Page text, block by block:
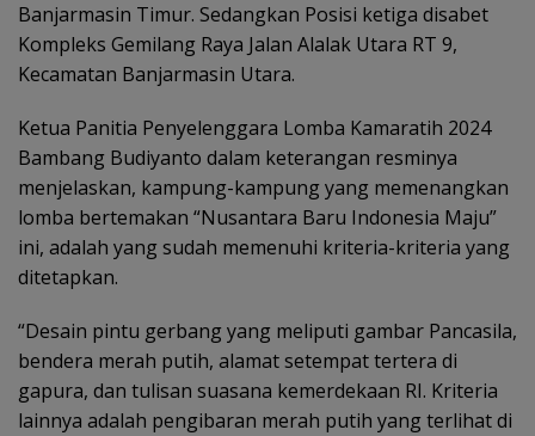
Banjarmasin Timur. Sedangkan Posisi ketiga disabet
Kompleks Gemilang Raya Jalan Alalak Utara RT 9,
Kecamatan Banjarmasin Utara.
Ketua Panitia Penyelenggara Lomba Kamaratih 2024
Bambang Budiyanto dalam keterangan resminya
menjelaskan, kampung-kampung yang memenangkan
lomba bertemakan “Nusantara Baru Indonesia Maju”
ini, adalah yang sudah memenuhi kriteria-kriteria yang
ditetapkan.
“Desain pintu gerbang yang meliputi gambar Pancasila,
bendera merah putih, alamat setempat tertera di
gapura, dan tulisan suasana kemerdekaan RI. Kriteria
lainnya adalah pengibaran merah putih yang terlihat di